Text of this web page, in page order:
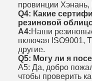
провинции Хэнань,
Q4: Какие
резиновой
А4:Наши
включая ISO9001,
другие.
Q5: Могу ли я
A5: Да, добро
чтобы проверить